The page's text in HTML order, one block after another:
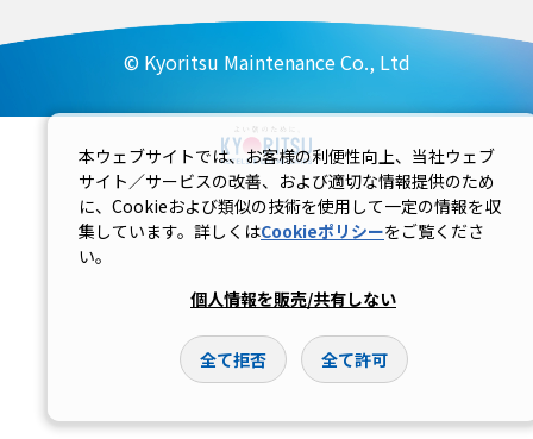
© Kyoritsu Maintenance Co., Ltd
本ウェブサイトでは、お客様の利便性向上、当社ウェブ
サイト／サービスの改善、および適切な情報提供のため
に、Cookieおよび類似の技術を使用して一定の情報を収
集しています。詳しくはCookieポリシーをご覧くださ
い。
個人情報を販売/共有しない
全て拒否 全て許可